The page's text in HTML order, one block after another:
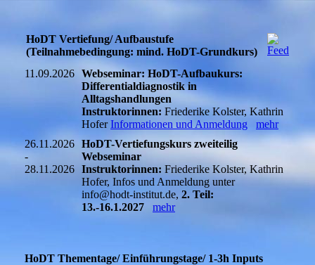
HoDT Vertiefung/ Aufbaustufe
(Teilnahmebedingung: mind. HoDT-Grundkurs)
11.09.2026 Webseminar: HoDT-Aufbaukurs:
Differentialdiagnostik in
Alltagshandlungen
Instruktorinnen: Friederike Kolster, Kathrin
HoferInformationen und Anmeldung
mehr
26.11.2026
-
28.11.2026
HoDT-Vertiefungskurs zweiteilig
Webseminar
Instruktorinnen: Friederike Kolster, Kathrin
Hofer, Infos und Anmeldung unter
info@hodt-institut.de, 2. Teil:
13.-16.1.2027
mehr
HoDT Thementage/ Einführungstage/ 1-3h Inputs